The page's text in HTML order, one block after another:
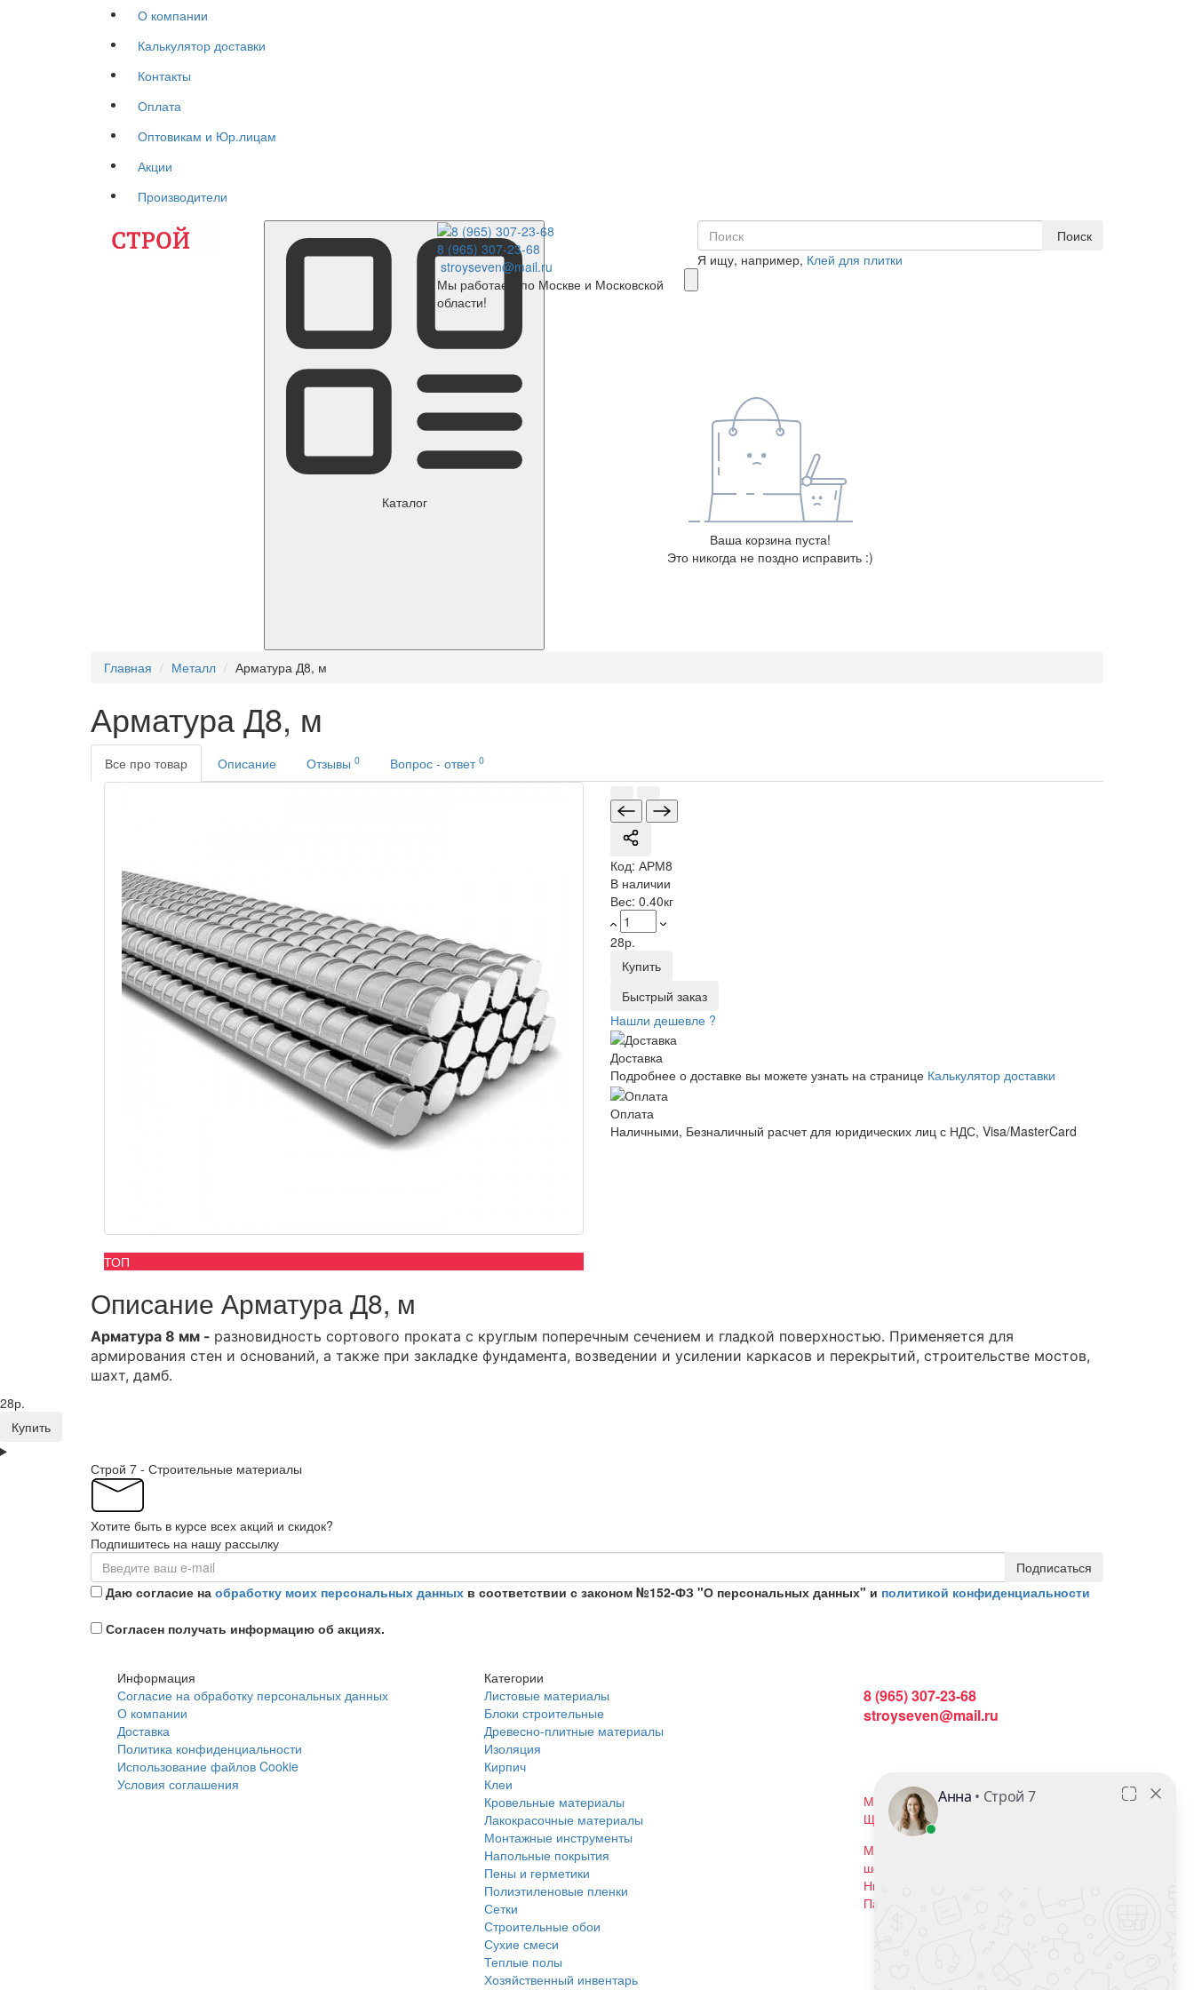
О компании
Калькулятор доставки
Контакты
Оплата
Оптовикам и Юр.лицам
Акции
Производители
Каталог
8 (965) 307-23-68
stroyseven@mail.ru
Мы работаем по Москве и Московской
области!
Поиск
Я ищу, например, Клей для плитки
Ваша корзина пуста!
Это никогда не поздно исправить :)
Главная Металл Арматура Д8, м
Арматура Д8, м
Все про товар Описание Отзывы 0 Вопрос - ответ 0
ТОП
Код: АРМ8
В наличии
Вес: 0.40кг
28р.
Купить
Быстрый заказ
Нашли дешевле ?
Доставка
Подробнее о доставке вы можете узнать на странице Калькулятор доставки
Оплата
Наличными, Безналичный расчет для юридических лиц с НДС, Visa/MasterCard
Описание Арматура Д8, м
Арматура 8 мм - разновидность сортового проката с круглым поперечным сечением и гладкой поверхностью. Применяется для
армирования стен и оснований, а также при закладке фундамента, возведении и усилении каркасов и перекрытий, строительстве мостов,
шахт, дамб.
28р.
Купить
Строй 7 - Строительные материалы
Хотите быть в курсе всех акций и скидок?
Подпишитесь на нашу рассылку
Подписаться
Даю согласие на обработку моих персональных данных в соответствии с законом №152-ФЗ "О персональных данных" и политикой конфиденциальности
Согласен получать информацию об акциях.
Информация
Согласие на обработку персональных данных
О компании
Доставка
Политика конфиденциальности
Использование файлов Cookie
Условия соглашения
Категории
Листовые материалы
Блоки строительные
Древесно-плитные материалы
Изоляция
Кирпич
Клеи
Кровельные материалы
Лакокрасочные материалы
Монтажные инструменты
Напольные покрытия
Пены и герметики
Полиэтиленовые пленки
Сетки
Строительные обои
Сухие смеси
Теплые полы
Хозяйственный инвентарь
8 (965) 307-23-68
stroyseven@mail.ru
Наши магазины:
Московская область, г. Балашиха, ул.
Щелковское шоссе, 102с2
Московская область, г. Реутов, ул.
шоссе Автомагистраль Москва -
Нижний Новгород, владение 19.
Павильон Н2